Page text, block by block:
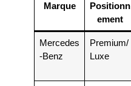
Marque
Positionn
ement
Mercedes
-Benz
Premium/
Luxe